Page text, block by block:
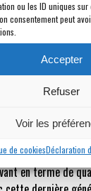
ou les ID uniques
consentement peut
Accepter
Refuser
Voir les
de cookiesDéclaration
annonces de
en temps réel.
ou en
de disposer
garanti pour vous
que
en terme de